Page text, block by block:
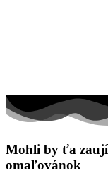
Mohli by ťa
omaľovánok